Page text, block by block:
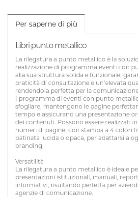
Per saperne di più
Libri punto metallico
La rilegatura a punto metallico è la
realizzazione di programma eventi con
alla sua struttura solida e funzionale,
praticità di consultazione e un’elevata
rendendola perfetta per la
I programma di eventi con punto
sfogliare, mantengono le pagine
tempo e assicurano una presentazione
dei contenuti. Possono essere realizzati
numeri di pagine, con stampa a 4 colori
patinata lucida o opaca, per adattarsi a
branding.
Versatilità
La rilegatura a punto metallico è ideale
presentazioni istituzionali, manuali,
informativi, risultando perfetta per
agenzie di comunicazione.